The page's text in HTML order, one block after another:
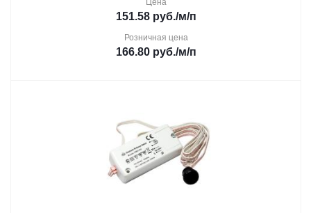
Цена
151.58 руб./м/п
Розничная цена
166.80 руб./м/п